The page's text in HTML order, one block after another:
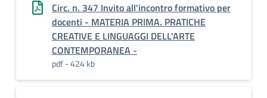
Circ. n. 347 Invito all'incontro formativo per
docenti - MATERIA PRIMA. PRATICHE
CREATIVE E LINGUAGGI DELL'ARTE
CONTEMPORANEA -
pdf - 424 kb